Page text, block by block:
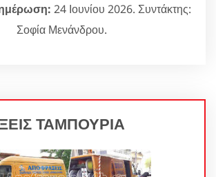
24 Ιουνίου 2026. Συντάκτης:
Σοφία Μενάνδρου.
ΤΑΜΠΟΥΡΙΑ